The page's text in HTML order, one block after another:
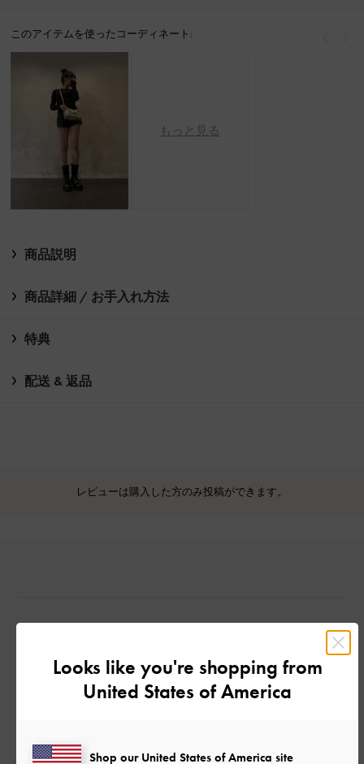
このアイテムを使ったコーディネート:
もっと見る
商品説明
商品詳細 / お手入れ方法
特典
配送 & 返品
レビューは購入した方のみ投稿ができます。
カスタマーレビュー
Looks like you're shopping from
United States of America
Shop our United States of America site